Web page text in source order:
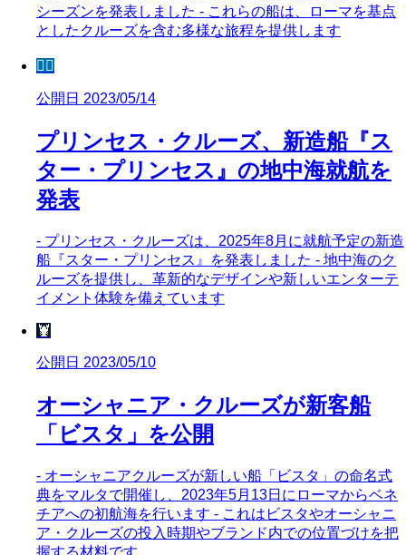
シーズンを発表しました - これらの船は、ローマを基点
としたクルーズを含む多様な旅程を提供します
🧜‍♀️
公開日 2023/05/14
プリンセス・クルーズ、新造船『ス
ター・プリンセス』の地中海就航を
発表
- プリンセス・クルーズは、2025年8月に就航予定の新造
船『スター・プリンセス』を発表しました - 地中海のク
ルーズを提供し、革新的なデザインや新しいエンターテ
イメント体験を備えています
🦞
公開日 2023/05/10
オーシャニア・クルーズが新客船
「ビスタ」を公開
- オーシャニアクルーズが新しい船「ビスタ」の命名式
典をマルタで開催し、2023年5月13日にローマからベネ
チアへの初航海を行います - これはビスタやオーシャニ
ア・クルーズの投入時期やブランド内での位置づけを把
握する材料です